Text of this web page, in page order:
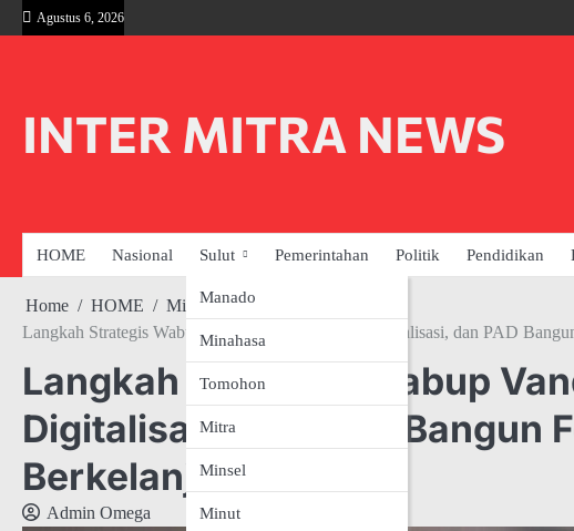
Skip
to
Agustus 6, 2026
INTER MITRA NEWS
HOME Nasional Sulut
Manado
Minahasa
Tomohon
Mitra
Minsel
Minut
Pemerintahan Politik Pendidikan
Home HOME
Minahasa
Langkah Strategis Wabup Vanda: Sinergi Inflasi, Digitalisasi, dan PAD
Langkah Strategis Wabup
Digitalisasi, dan PAD Bangun
Berkelanjutan
Admin Omega